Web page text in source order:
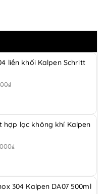
liền khối Kalpen Schritt
hợp lọc không khí Kalpen
304 Kalpen DA07 500ml